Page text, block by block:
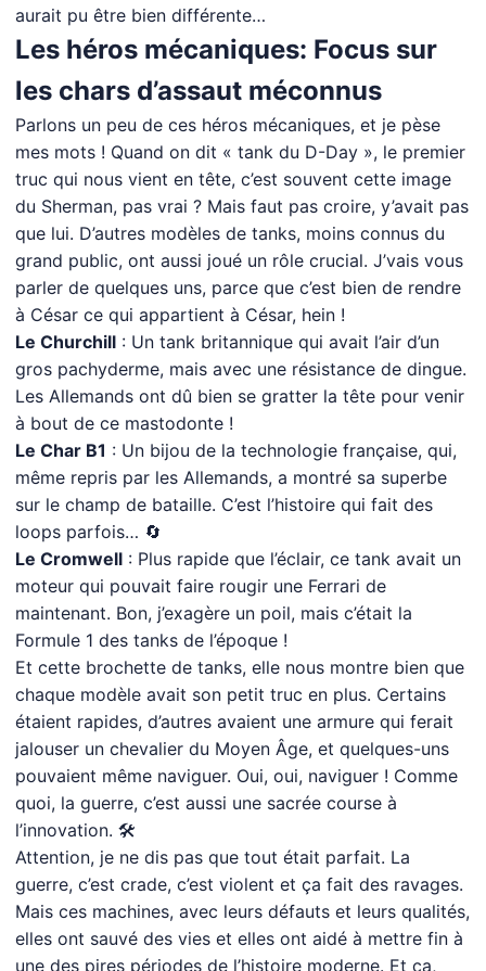
aurait pu être bien différente…
Les héros mécaniques: Focus sur
les chars d’assaut méconnus
Parlons un peu de ces héros mécaniques, et je pèse
mes mots ! Quand on dit « tank du D-Day », le premier
truc qui nous vient en tête, c’est souvent cette image
du Sherman, pas vrai ? Mais faut pas croire, y’avait pas
que lui. D’autres modèles de tanks, moins connus du
grand public, ont aussi joué un rôle crucial. J’vais vous
parler de quelques uns, parce que c’est bien de rendre
à César ce qui appartient à César, hein !
Le Churchill : Un tank britannique qui avait l’air d’un
gros pachyderme, mais avec une résistance de dingue.
Les Allemands ont dû bien se gratter la tête pour venir
à bout de ce mastodonte !
Le Char B1 : Un bijou de la technologie française, qui,
même repris par les Allemands, a montré sa superbe
sur le champ de bataille. C’est l’histoire qui fait des
loops parfois… 🔄
Le Cromwell : Plus rapide que l’éclair, ce tank avait un
moteur qui pouvait faire rougir une Ferrari de
maintenant. Bon, j’exagère un poil, mais c’était la
Formule 1 des tanks de l’époque !
Et cette brochette de tanks, elle nous montre bien que
chaque modèle avait son petit truc en plus. Certains
étaient rapides, d’autres avaient une armure qui ferait
jalouser un chevalier du Moyen Âge, et quelques-uns
pouvaient même naviguer. Oui, oui, naviguer ! Comme
quoi, la guerre, c’est aussi une sacrée course à
l’innovation. 🛠
Attention, je ne dis pas que tout était parfait. La
guerre, c’est crade, c’est violent et ça fait des ravages.
Mais ces machines, avec leurs défauts et leurs qualités,
elles ont sauvé des vies et elles ont aidé à mettre fin à
une des pires périodes de l’histoire moderne. Et ça,